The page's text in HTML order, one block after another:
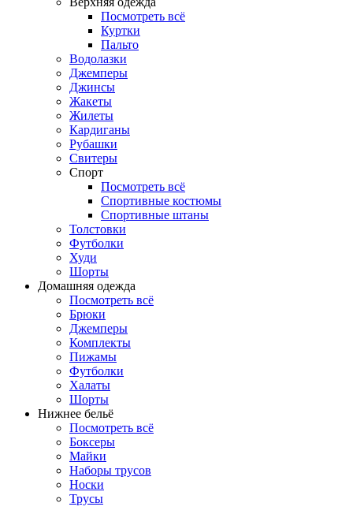
Посмотреть всё
Куртки
Пальто
Водолазки
Джемперы
Джинсы
Жакеты
Жилеты
Кардиганы
Рубашки
Свитеры
Спорт
Посмотреть всё
Спортивные костюмы
Спортивные штаны
Толстовки
Футболки
Худи
Шорты
Домашняя одежда
Посмотреть всё
Брюки
Джемперы
Комплекты
Пижамы
Футболки
Халаты
Шорты
Нижнее бельё
Посмотреть всё
Боксеры
Майки
Наборы трусов
Носки
Трусы